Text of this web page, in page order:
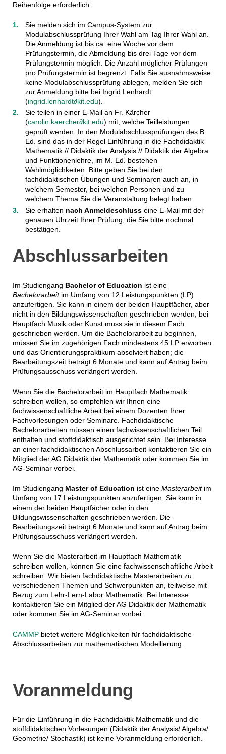
Reihenfolge erforderlich:
Sie melden sich im Campus-System zur
Modulabschlussprüfung Ihrer Wahl am Tag Ihrer Wahl an.
Die Anmeldung ist bis ca. eine Woche vor dem
Prüfungstermin, die Abmeldung bis drei Tage vor dem
Prüfungstermin möglich. Die Anzahl möglicher Prüfungen
pro Prüfungstermin ist begrenzt. Falls Sie ausnahmsweise
keine Modulabschlussprüfung ablegen, melden Sie sich
zur Anmeldung bitte bei Ingrid Lenhardt
(ingrid.lenhardt∂kit.edu).
Sie teilen in einer E-Mail an Fr. Kärcher
(carolin.kaercher∂kit.edu) mit, welche Teilleistungen
geprüft werden. In den Modulabschlussprüfungen des B.
Ed. sind das in der Regel Einführung in die Fachdidaktik
Mathematik // Didaktik der Analysis // Didaktik der Algebra
und Funktionenlehre, im M. Ed. bestehen
Wahlmöglichkeiten. Bitte geben Sie bei den
fachdidaktischen Übungen und Seminaren auch an, in
welchem Semester, bei welchen Personen und zu
welchem Thema Sie die Veranstaltung belegt haben
Sie erhalten nach Anmeldeschlusseine E-Mail mit der
genauen Uhrzeit Ihrer Prüfung, die Sie bitte nochmal
bestätigen.
Abschlussarbeiten
Im Studiengang Bachelor of Education ist eine
Bachelorarbeit im Umfang von 12 Leistungspunkten (LP)
anzufertigen. Sie kann in einem der beiden Hauptfächer, aber
nicht in den Bildungswissenschaften geschrieben werden; bei
Hauptfach Musik oder Kunst muss sie in diesem Fach
geschrieben werden. Um die Bachelorarbeit zu beginnen,
müssen Sie im zugehörigen Fach mindestens 45 LP erworben
und das Orientierungspraktikum absolviert haben; die
Bearbeitungszeit beträgt 6 Monate und kann auf Antrag beim
Prüfungsausschuss verlängert werden.
Wenn Sie die Bachelorarbeit im Hauptfach Mathematik
schreiben wollen, so empfehlen wir Ihnen eine
fachwissenschaftliche Arbeit bei einem Dozenten Ihrer
Fachvorlesungen oder Seminare. Fachdidaktische
Bachelorarbeiten müssen einen fachwissenschaftlichen Teil
enthalten und stoffdidaktisch ausgerichtet sein. Bei Interesse
an einer fachdidaktischen Abschlussarbeit kontaktieren Sie ein
Mitglied der AG Didaktik der Mathematik oder kommen Sie im
AG-Seminar vorbei.
Im Studiengang Master of Education ist eine Masterarbeit im
Umfang von 17 Leistungspunkten anzufertigen. Sie kann in
einem der beiden Hauptfächer oder in den
Bildungswissenschaften geschrieben werden. Die
Bearbeitungszeit beträgt 6 Monate und kann auf Antrag beim
Prüfungsausschuss verlängert werden.
Wenn Sie die Masterarbeit im Hauptfach Mathematik
schreiben wollen, können Sie eine fachwissenschaftliche Arbeit
schreiben. Wir bieten fachdidaktische Masterarbeiten zu
verschiedenen Themen und Schwerpunkten an, teilweise mit
Bezug zum Lehr-Lern-Labor Mathematik. Bei Interesse
kontaktieren Sie ein Mitglied der AG Didaktik der Mathematik
oder kommen Sie im AG-Seminar vorbei.
CAMMPbietet weitere Möglichkeiten für fachdidaktische
Abschlussarbeiten zur mathematischen Modellierung.
Voranmeldung
Für die Einführung in die Fachdidaktik Mathematik und die
stoffdidaktischen Vorlesungen (Didaktik der Analysis/ Algebra/
Geometrie/ Stochastik) ist keine Voranmeldung erforderlich.